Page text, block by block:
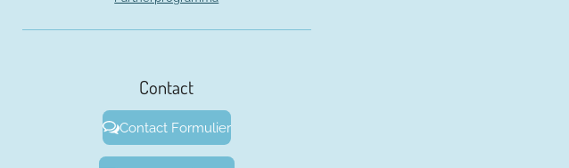
Contact
Contact Formulier